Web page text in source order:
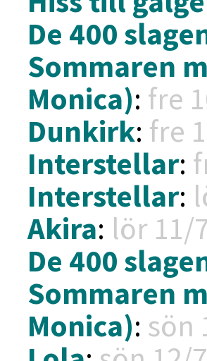
De 400
Sommaren
Monica): fre
Dunkirk: fre
Interstellar:
Interstellar:
Akira: lör 11/
De 400
Sommaren
Monica): sön